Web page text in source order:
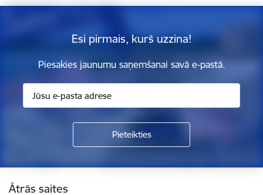
Esi pirmais, kurš uzzina!
Piesakies jaunumu saņemšanai savā e-pastā.
Ātrās saites